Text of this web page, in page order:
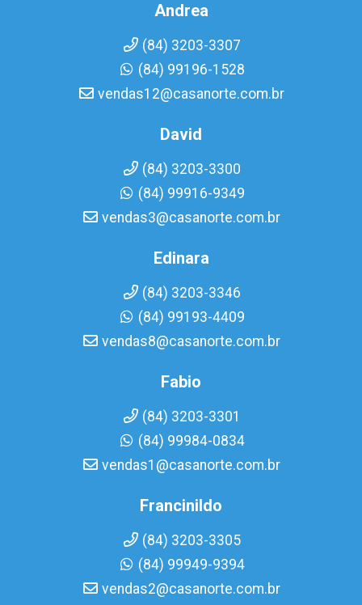
Andrea
(84) 3203-3307
(84) 99196-1528
vendas12@casanorte.com.br
David
(84) 3203-3300
(84) 99916-9349
vendas3@casanorte.com.br
Edinara
(84) 3203-3346
(84) 99193-4409
vendas8@casanorte.com.br
Fabio
(84) 3203-3301
(84) 99984-0834
vendas1@casanorte.com.br
Francinildo
(84) 3203-3305
(84) 99949-9394
vendas2@casanorte.com.br